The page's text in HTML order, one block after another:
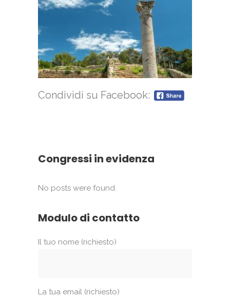
Condividi su Facebook:
Congressi in evidenza
No posts were found.
Modulo di contatto
Il tuo nome (richiesto)
La tua email (richiesto)